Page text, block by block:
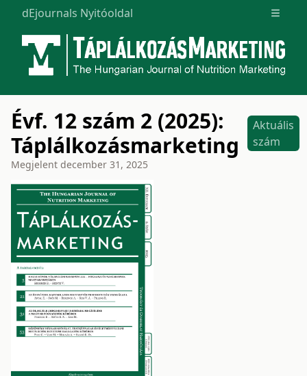
dEjournals Nyitóoldal Open
Évf. 12 szám 2 (2025):
Táplálkozásmarketing
Aktuális
szám
Megjelent december 31, 2025